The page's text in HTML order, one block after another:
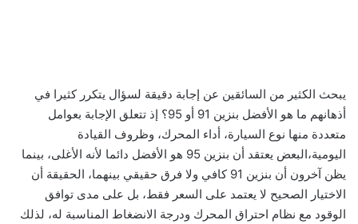
يبحث الكثير من السائقين عن إجابة دقيقة لسؤال يتكرر كثيرا في
أذهانهم ما هو الأفضل بنزين 91 أو 95؟ إذ تتعلق الإجابة بعوامل
متعددة منها نوع السيارة، أداء المحرك، وظروف القيادة
اليومية،البعض يعتقد أن بنزين 95 هو الأفضل دائما لأنه الأغلى، بينما
يظن آخرون أن بنزين 91 كافي ولا فرق حقيقي بينهما، الحقيقة أن
الاختيار الصحيح لا يعتمد على السعر فقط، بل على مدى توافق
الوقود مع نظام احتراق المحرك ودرجة الانضغاط المناسبة له، لذلك